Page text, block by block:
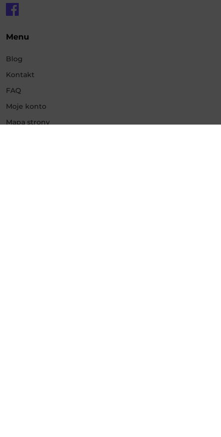
Menu
Blog
Kontakt
FAQ
Moje konto
Mapa strony